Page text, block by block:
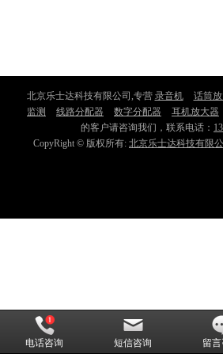
北京乐士达科技有限公司,专营 录音机 话筒
监测
线路分配器 数字分配器 耳机放大器
的客户请咨询我们，联系电话：
CopyRight © 版权所有: 北京乐士达科技有限
电话咨询 短信咨询 留